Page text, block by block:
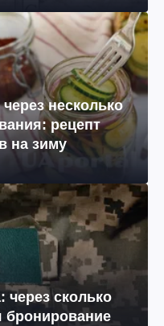
несколько
рецепт
на зиму
через сколько
бронирование